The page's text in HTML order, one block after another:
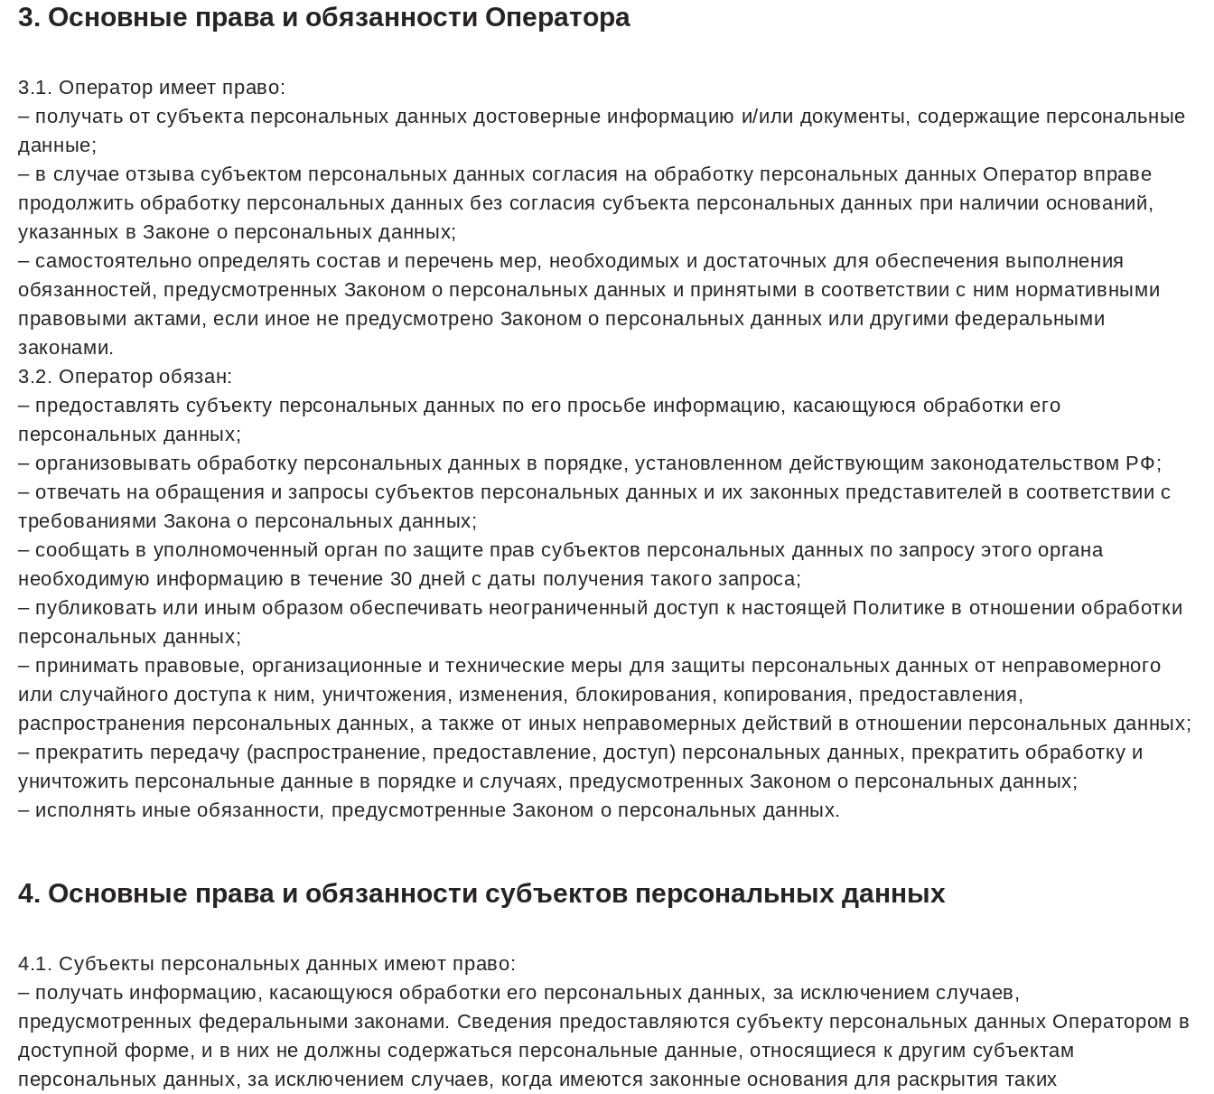
3. Основные права и обязанности Оператора
3.1. Оператор имеет право:
– получать от субъекта персональных данных достоверные информацию и/или документы, содержащие персональные
данные;
– в случае отзыва субъектом персональных данных согласия на обработку персональных данных Оператор вправе
продолжить обработку персональных данных без согласия субъекта персональных данных при наличии оснований,
указанных в Законе о персональных данных;
– самостоятельно определять состав и перечень мер, необходимых и достаточных для обеспечения выполнения
обязанностей, предусмотренных Законом о персональных данных и принятыми в соответствии с ним нормативными
правовыми актами, если иное не предусмотрено Законом о персональных данных или другими федеральными
законами.
3.2. Оператор обязан:
– предоставлять субъекту персональных данных по его просьбе информацию, касающуюся обработки его
персональных данных;
– организовывать обработку персональных данных в порядке, установленном действующим законодательством РФ;
– отвечать на обращения и запросы субъектов персональных данных и их законных представителей в соответствии с
требованиями Закона о персональных данных;
– сообщать в уполномоченный орган по защите прав субъектов персональных данных по запросу этого органа
необходимую информацию в течение 30 дней с даты получения такого запроса;
– публиковать или иным образом обеспечивать неограниченный доступ к настоящей Политике в отношении обработки
персональных данных;
– принимать правовые, организационные и технические меры для защиты персональных данных от неправомерного
или случайного доступа к ним, уничтожения, изменения, блокирования, копирования, предоставления,
распространения персональных данных, а также от иных неправомерных действий в отношении персональных данных;
– прекратить передачу (распространение, предоставление, доступ) персональных данных, прекратить обработку и
уничтожить персональные данные в порядке и случаях, предусмотренных Законом о персональных данных;
– исполнять иные обязанности, предусмотренные Законом о персональных данных.
4. Основные права и обязанности субъектов персональных данных
4.1. Субъекты персональных данных имеют право:
– получать информацию, касающуюся обработки его персональных данных, за исключением случаев,
предусмотренных федеральными законами. Сведения предоставляются субъекту персональных данных Оператором в
доступной форме, и в них не должны содержаться персональные данные, относящиеся к другим субъектам
персональных данных, за исключением случаев, когда имеются законные основания для раскрытия таких